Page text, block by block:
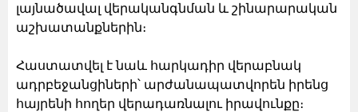
լայնածավալ վերականգնման և շինարարական
աշխատանքներին։
Հաստատվել է նաև հարկադիր վերաբնակ
ադրբեջանցիների՝ արժանապատվորեն իրենց
հայրենի հողեր վերադառնալու իրավունքը։